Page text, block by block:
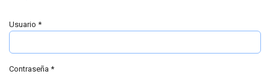
Usuario *
Contraseña *